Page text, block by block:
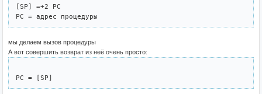
[SP] =+2 PC
мы делаем вызов процедуры
А вот совершить возврат из неё очень просто: